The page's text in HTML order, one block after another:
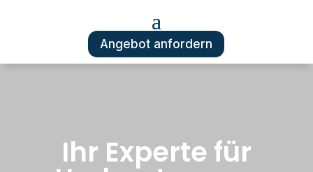
Angebot anfordern
Ihr Experte für